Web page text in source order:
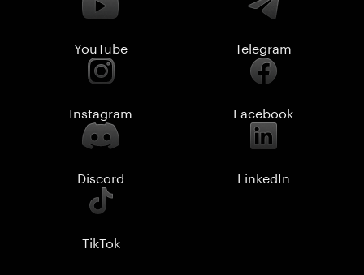
YouTube Telegram
Instagram Facebook
Discord LinkedIn
TikTok